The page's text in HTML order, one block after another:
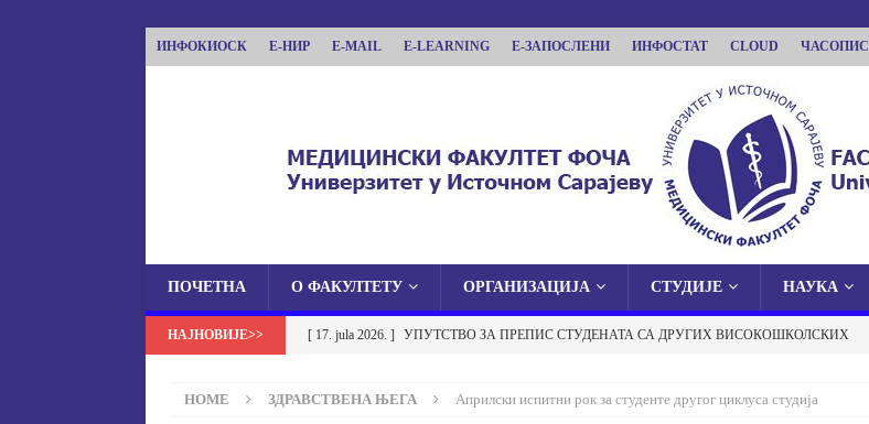
ИНФОКИОСК Е-НИР E-MAIL E-LEARNING Е-ЗАПОСЛЕНИ ИНФОСТАТ CLOUD ЧАСОПИС
МЕДИЦИНСКИ ФАКУЛТЕТ ФОЧА
МЕДИЦИНСКИ ФАКУЛТЕТ УНИВЕРЗИТЕТА У ИСТОЧНОМ САРАЈЕВУ
ПОЧЕТНА О ФАКУЛТЕТУ ОРГАНИЗАЦИЈА СТУДИЈЕ НАУКА
[ 17. jula 2026. ] УПУТСТВО ЗА ПРЕПИС СТУДЕНАТА СА ДРУГИХ ВИСОКОШКОЛСКИХ
ОБАВЈЕШТЕЊЕ О ЈАВНОЈ ОДБРАНИ ДОКТОРСКЕ ДИСЕРТАЦИЈЕ
HOME ЗДРАВСТВЕНА ЊЕГА Априлски испитни рок за студенте другог циклуса студија